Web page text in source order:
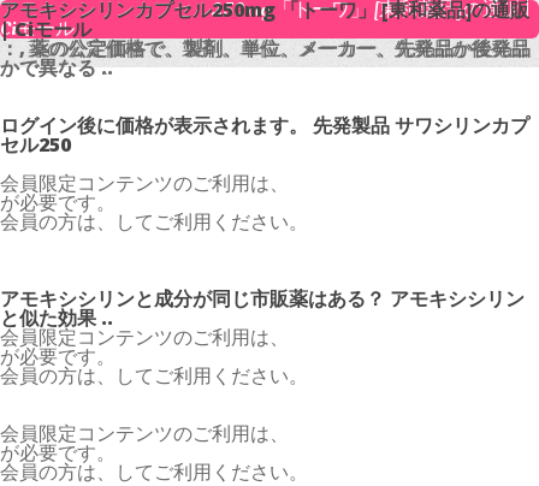
アモキシシリンカプセル250mg 「トーワ」 [東和薬品]の通販 |
Ciモール
：, 薬の公定価格で、製剤、単位、メーカー、先発品か後発品
かで異なる ..
ログイン後に価格が表示されます。 先発製品 サワシリンカプ
セル250
会員限定コンテンツのご利用は、
が必要です。
会員の方は、してご利用ください。
アモキシシリンと成分が同じ市販薬はある？ アモキシシリン
と似た効果 ..
会員限定コンテンツのご利用は、
が必要です。
会員の方は、してご利用ください。
会員限定コンテンツのご利用は、
が必要です。
会員の方は、してご利用ください。
アモキシシリンカプセル250mg 「トーワ」 [東和薬品]の通販
| Ciモール
：, 薬の公定価格で、製剤、単位、メーカー、先発品か後発品
かで異なる ..